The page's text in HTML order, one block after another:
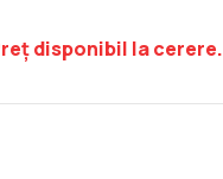
disponibil la cerere.